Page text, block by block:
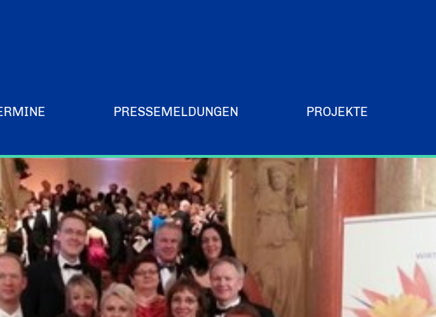
PRESSEMELDUNGEN PROJEKTE
Merchandising-Klamotten